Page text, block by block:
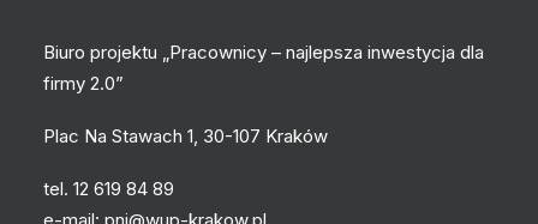
Biuro projektu „Pracownicy – najlepsza inwestycja dla
firmy 2.0”
Plac Na Stawach 1, 30-107 Kraków
tel. 12 619 84 89